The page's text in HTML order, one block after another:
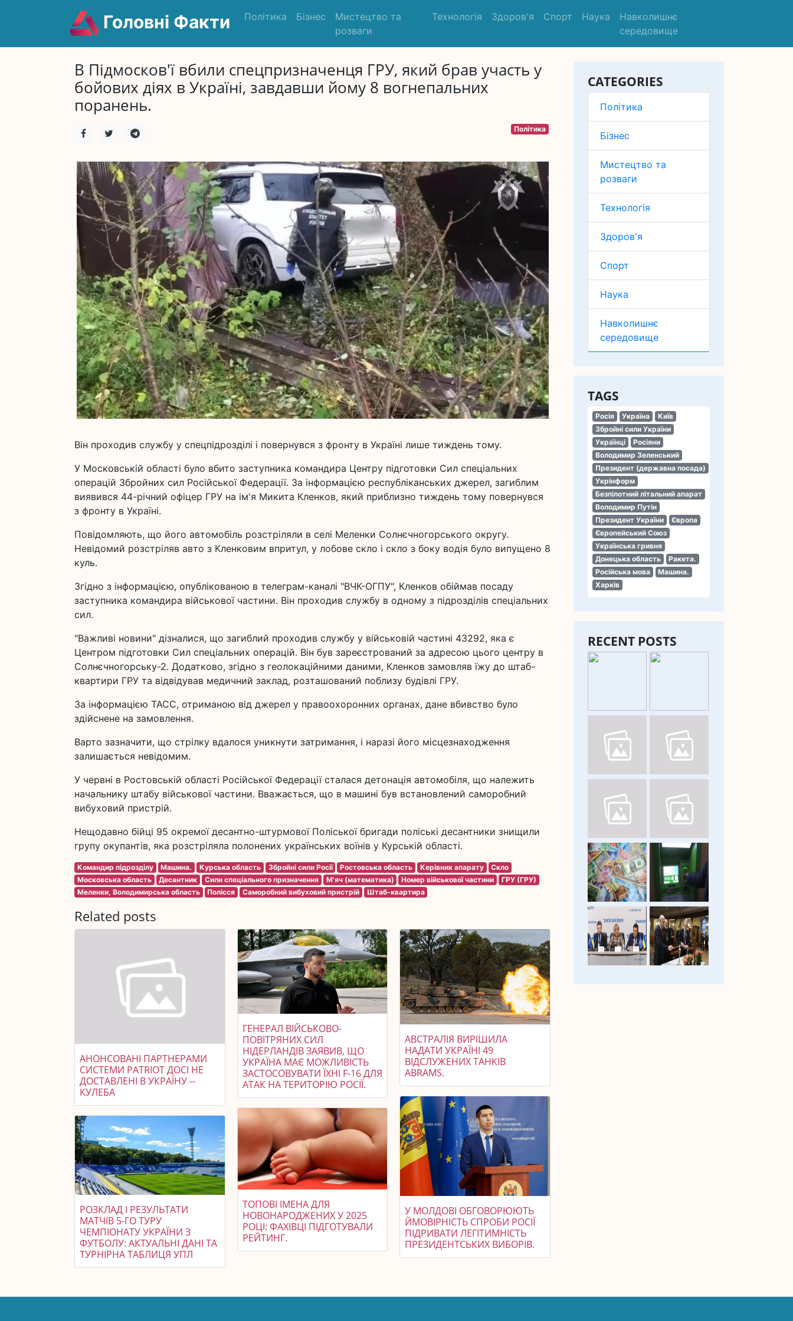
Головні Факти Політика Бізнес
Мистецтво та
розваги
Технологія Здоров'я Спорт Наука
Навколишнє
середовище
CATEGORIES
Політика
Бізнес
Мистецтво та
розваги
Технологія
Здоров'я
Спорт
Наука
Навколишнє
середовище
TAGS
Росія Україна
Київ
Збройні сили України
Українці
Росіяни
Володимир Зеленський
Президент (державна посада)
Укрінформ
Безпілотний літальний апарат
Володимир Путін
Президент України
Європа
Європейський Союз
Українська гривня
Донецька область
Ракета.
Російська мова
Машина.
Харків
RECENT POSTS
В Підмосков'ї вбили спецпризначенця ГРУ, який брав участь у
бойових діях в Україні, завдавши йому 8 вогнепальних
поранень.
Політика
Він проходив службу у спецпідрозділі і повернувся з фронту в Україні лише тиждень тому.
У Московській області було вбито заступника командира Центру підготовки Сил спеціальних
операцій Збройних сил Російської Федерації. За інформацією республіканських джерел, загиблим
виявився 44-річний офіцер ГРУ на ім'я Микита Кленков, який приблизно тиждень тому повернувся
з фронту в Україні.
Повідомляють, що його автомобіль розстріляли в селі Меленки Солнєчногорського округу.
Невідомий розстріляв авто з Кленковим впритул, у лобове скло і скло з боку водія було випущено 8
куль.
Згідно з інформацією, опублікованою в телеграм-каналі "ВЧК-ОГПУ", Кленков обіймав посаду
заступника командира військової частини. Він проходив службу в одному з підрозділів спеціальних
сил.
"Важливі новини" дізналися, що загиблий проходив службу у військовій частині 43292, яка є
Центром підготовки Сил спеціальних операцій. Він був зареєстрований за адресою цього центру в
Солнєчногорську-2. Додатково, згідно з геолокаційними даними, Кленков замовляв їжу до штаб-
квартири ГРУ та відвідував медичний заклад, розташований поблизу будівлі ГРУ.
За інформацією ТАСС, отриманою від джерел у правоохоронних органах, дане вбивство було
здійснене на замовлення.
Варто зазначити, що стрілку вдалося уникнути затримання, і наразі його місцезнаходження
залишається невідомим.
У червні в Ростовській області Російської Федерації сталася детонація автомобіля, що належить
начальнику штабу військової частини. Вважається, що в машині був встановлений саморобний
вибуховий пристрій.
Нещодавно бійці 95 окремої десантно-штурмової Поліської бригади поліські десантники знищили
групу окупантів, яка розстріляла полонених українських воїнів у Курській області.
Командир підрозділу Машина. Курська область Збройні сили Росії Ростовська область Керівник апарату
Скло
Московська область
Десантник Сили спеціального призначення М'яч (математика) Номер військової частини
ГРУ (ГРУ)
Меленки, Володимирська область
Полісся Саморобний вибуховий пристрій Штаб-квартира
Related posts
АНОНСОВАНІ ПАРТНЕРАМИ
СИСТЕМИ PATRIOT ДОСІ НЕ
ДОСТАВЛЕНІ В УКРАЇНУ --
КУЛЕБА
РОЗКЛАД І РЕЗУЛЬТАТИ
МАТЧІВ 5-ГО ТУРУ
ЧЕМПІОНАТУ УКРАЇНИ З
ФУТБОЛУ: АКТУАЛЬНІ ДАНІ ТА
ТУРНІРНА ТАБЛИЦЯ УПЛ
ГЕНЕРАЛ ВІЙСЬКОВО-
ПОВІТРЯНИХ СИЛ
НІДЕРЛАНДІВ ЗАЯВИВ, ЩО
УКРАЇНА МАЄ МОЖЛИВІСТЬ
ЗАСТОСОВУВАТИ ЇХНІ F-16 ДЛЯ
АТАК НА ТЕРИТОРІЮ РОСІЇ.
ТОПОВІ ІМЕНА ДЛЯ
НОВОНАРОДЖЕНИХ У 2025
РОЦІ: ФАХІВЦІ ПІДГОТУВАЛИ
РЕЙТИНГ.
АВСТРАЛІЯ ВИРІШИЛА
НАДАТИ УКРАЇНІ 49
ВІДСЛУЖЕНИХ ТАНКІВ
ABRAMS.
У МОЛДОВІ ОБГОВОРЮЮТЬ
ЙМОВІРНІСТЬ СПРОБИ РОСІЇ
ПІДРИВАТИ ЛЕГІТИМНІСТЬ
ПРЕЗИДЕНТСЬКИХ ВИБОРІВ.